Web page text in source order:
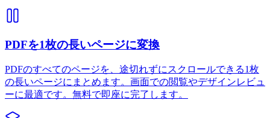
PDFを1枚の長いページに変換
PDFのすべてのページを、途切れずにスクロールできる1枚
の長いページにまとめます。画面での閲覧やデザインレビュ
ーに最適です。無料で即座に完了します。